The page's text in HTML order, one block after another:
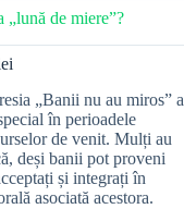
„lună de miere”?
„Banii nu au miros” a
în perioadele
de venit. Mulți au
deși banii pot proveni
și integrați în
asociată acestora.